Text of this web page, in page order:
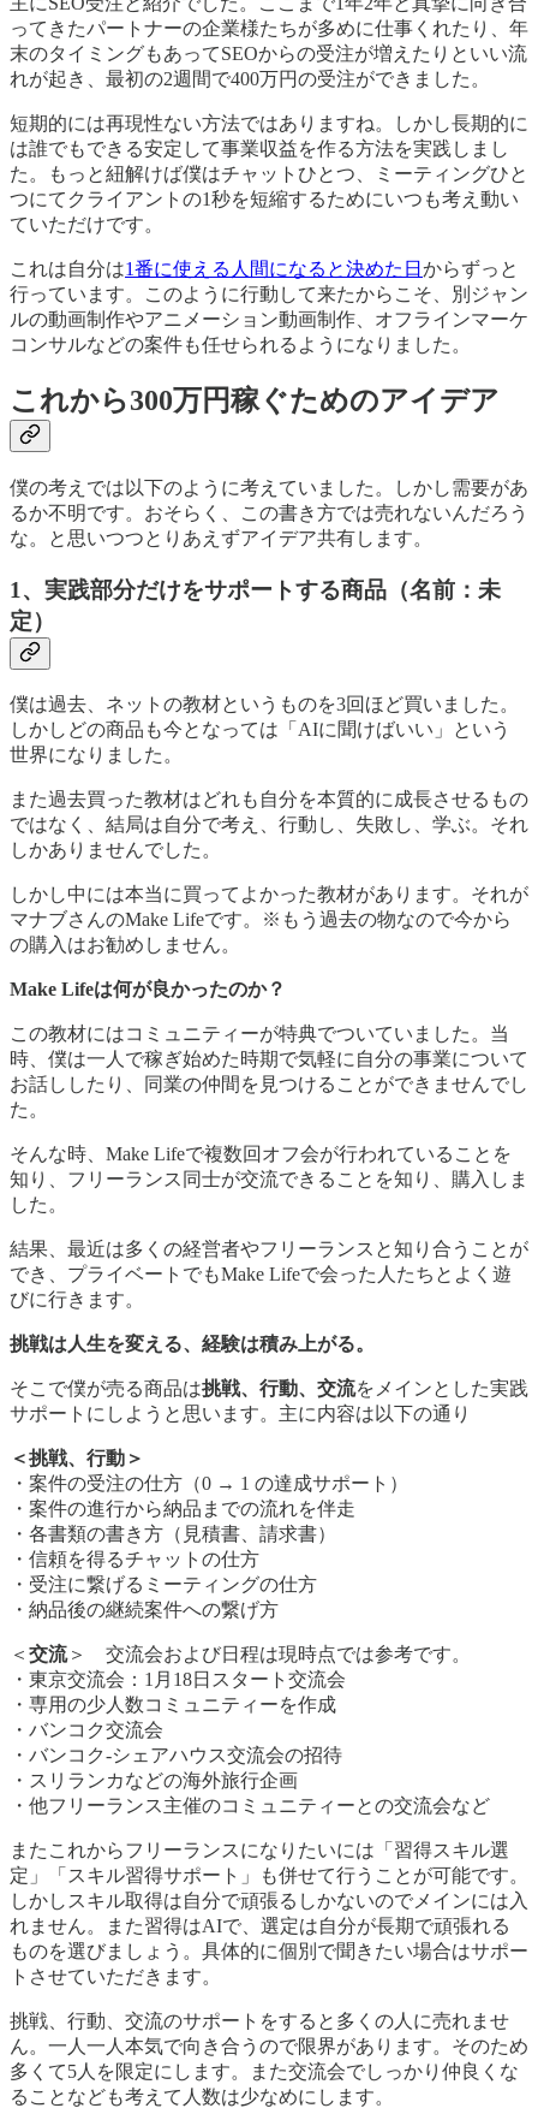
ってきたパートナーの企業様たちが多めに仕事くれたり、年
末のタイミングもあってSEOからの受注が増えたりといい流
れが起き、最初の2週間で400万円の受注ができました。
短期的には再現性ない方法ではありますね。しかし長期的に
は誰でもできる安定して事業収益を作る方法を実践しまし
た。もっと紐解けば僕はチャットひとつ、ミーティングひと
つにてクライアントの1秒を短縮するためにいつも考え動い
ていただけです。
これは自分は1番に使える人間になると決めた日 からずっと
行っています。このように行動して来たからこそ、別ジャン
ルの動画制作やアニメーション動画制作、オフラインマーケ
コンサルなどの案件も任せられるようになりました。
これから300万円稼ぐためのアイデア
僕の考えでは以下のように考えていました。しかし需要があ
るか不明です。おそらく、この書き方では売れないんだろう
な。と思いつつとりあえずアイデア共有します。
1、実践部分だけをサポートする商品（名前：未
定）
僕は過去、ネットの教材というものを3回ほど買いました。
しかしどの商品も今となっては「AIに聞けばいい」という
世界になりました。
また過去買った教材はどれも自分を本質的に成長させるもの
ではなく、結局は自分で考え、行動し、失敗し、学ぶ。それ
しかありませんでした。
しかし中には本当に買ってよかった教材があります。それが
マナブさんのMake Lifeです。※もう過去の物なので今から
の購入はお勧めしません。
Make Lifeは何が良かったのか？
この教材にはコミュニティーが特典でついていました。当
時、僕は一人で稼ぎ始めた時期で気軽に自分の事業について
お話ししたり、同業の仲間を見つけることができませんでし
た。
そんな時、Make Lifeで複数回オフ会が行われていることを
知り、フリーランス同士が交流できることを知り、購入しま
した。
結果、最近は多くの経営者やフリーランスと知り合うことが
でき、プライベートでもMake Lifeで会った人たちとよく遊
びに行きます。
挑戦は人生を変える、経験は積み上がる。
そこで僕が売る商品は挑戦、行動、交流をメインとした実践
サポートにしようと思います。主に内容は以下の通り
＜挑戦、行動＞
・案件の受注の仕方（0 → 1 の達成サポート）
・案件の進行から納品までの流れを伴走
・各書類の書き方（見積書、請求書）
・信頼を得るチャットの仕方
・受注に繋げるミーティングの仕方
・納品後の継続案件への繋げ方
＜ 交流＞ 交流会および日程は現時点では参考です。
・東京交流会：1月18日スタート交流会
・専用の少人数コミュニティーを作成
・バンコク交流会
・バンコク-シェアハウス交流会の招待
・スリランカなどの海外旅行企画
・他フリーランス主催のコミュニティーとの交流会など
またこれからフリーランスになりたいには「習得スキル選
定」「スキル習得サポート」も併せて行うことが可能です。
しかしスキル取得は自分で頑張るしかないのでメインには入
れません。また習得はAIで、選定は自分が長期で頑張れる
ものを選びましょう。具体的に個別で聞きたい場合はサポー
トさせていただきます。
挑戦、行動、交流のサポートをすると多くの人に売れませ
ん。一人一人本気で向き合うので限界があります。そのため
多くて5人を限定にします。また交流会でしっかり仲良くな
ることなども考えて人数は少なめにします。